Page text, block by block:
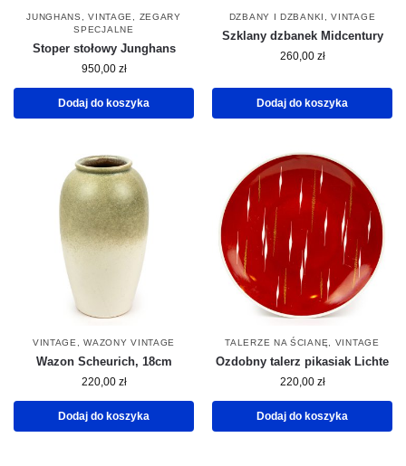
JUNGHANS ,VINTAGE
ZEGARY
SPECJALNE
Stoper stołowy Junghans
950,00 zł
Dodaj do koszyka
DZBANY I DZBANKI ,VINTAGE
Szklany dzbanek Midcentury
260,00 zł
Dodaj do koszyka
VINTAGE ,WAZONY VINTAGE
Wazon Scheurich, 18cm
220,00 zł
Dodaj do koszyka
TALERZE NA ŚCIANĘ VINTAGE
Ozdobny talerz pikasiak Lichte
220,00 zł
Dodaj do koszyka